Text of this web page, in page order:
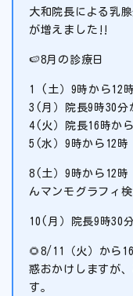
大和院長による乳
が増えました‼️
🍉8月の診療日
1 (土）9時から12
3(月）院長9時30分
4(火）院長16時か
5(水）9時から12時
8(土）9時から12
んマンモグラフィ
10(月）院長9時30
🌻8/11（火）から
惑おかけしますが
す。